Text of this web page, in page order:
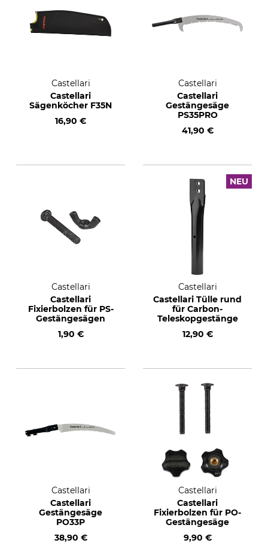
Castellari
Castellari
Sägenköcher F35N
16,90 €
Castellari
Castellari
Gestängesäge
PS35PRO
41,90 €
Castellari
Castellari
Fixierbolzen für PS-
Gestängesägen
1,90 €
NEU
Castellari
Castellari Tülle rund
für Carbon-
Teleskopgestänge
12,90 €
Castellari
Castellari
Gestängesäge
PO33P
38,90 €
Castellari
Castellari
Fixierbolzen für PO-
Gestängesäge
9,90 €